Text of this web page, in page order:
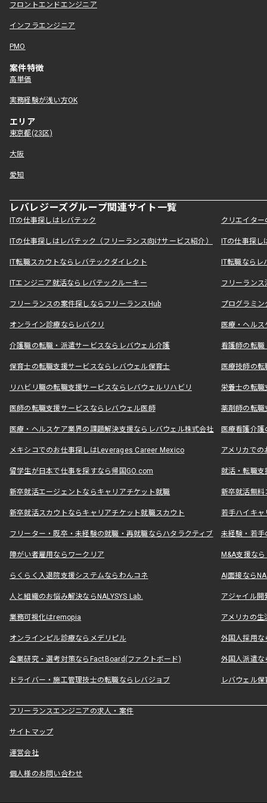
フロントエンドエンジニア
インフラエンジニア
PMO
案件特徴
高単価
実務経験が浅い方OK
エリア
東京都(23区)
大阪
愛知
レバレジーズグループ関連サイト一覧
ITの仕事探しはレバテック クリエイタ
ITの仕事探しはレバテック（フリーランス向けサービス紹介） ITの仕事探
IT転職スカウトならレバテックダイレクト IT転職なら
ITエンジニア就活ならレバテックルーキー フリーラン
フリーランスの案件探しならフリーランスHub プログラミ
オンライン診療ならレバクリ 医療・ヘル
介護職の転職・派遣サービスならレバウェル介護 看護師の転
保育士の転職支援サービスならレバウェル保育士 医療技師の
リハビリ職の転職支援サービスならレバウェルリハビリ 栄養士の転
医師の転職支援サービスならレバウェル医師 薬剤師の転
医療・ヘルスケア業界の課題解決支援ならレバウェル株式会社 医療看護介
メキシコでのお仕事探しはLeverages Career Mexico アメリカで
留学生が日本で仕事を探すなら帰国GO.com 就活・転職
新卒就活エージェントならキャリアチケット就職 新卒就活無料
新卒就活スカウトならキャリアチケット就職スカウト 若手ハイキ
フリーター・既卒・未経験の就職・再就職ならハタラクティブ 未経験・若手
障がい者雇用ならワークリア M&A支援な
らくらく入退院支援システムならわんコネ AI面接なら
人と組織のお悩み解決ならNALYSYS Lab. アジャイル
業務可視化はremopia アメリカの
オンラインピル診療ならメデリピル 外国人採用
企業研究・選考対策ならFactBoard(ファクトボード) 外国人派遣な
ドライバー・施工管理技士の転職ならレバジョブ レバウェル
フリーランスエンジニアの求人・案件
サイトマップ
運営会社
個人様のお問い合わせ